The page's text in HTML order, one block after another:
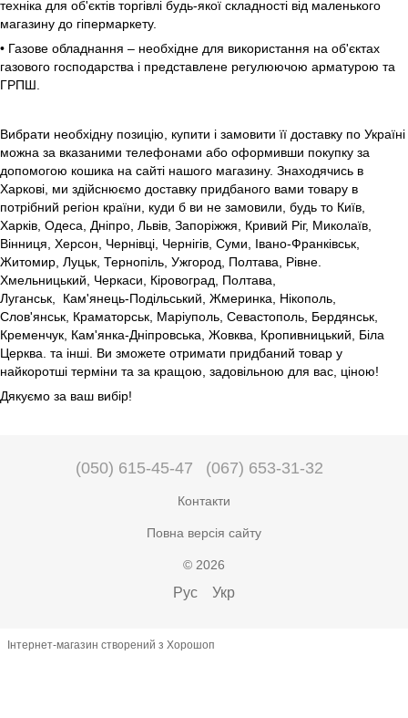
техніка для об'єктів торгівлі будь-якої складності від маленького
магазину до гіпермаркету.
• Газове обладнання – необхідне для використання на об'єктах
газового господарства і представлене регулюючою арматурою та
ГРПШ.
Вибрати необхідну позицію, купити і замовити її доставку по Україні
можна за вказаними телефонами або оформивши покупку за
допомогою кошика на сайті нашого магазину. Знаходячись в
Харкові, ми здійснюємо доставку придбаного вами товару в
потрібний регіон країни, куди б ви не замовили, будь то Київ,
Харків, Одеса, Дніпро, Львів, Запоріжжя, Кривий Ріг, Миколаїв,
Вінниця, Херсон, Чернівці, Чернігів, Суми, Івано-Франківськ,
Житомир, Луцьк, Тернопіль, Ужгород, Полтава, Рівне.
Хмельницький, Черкаси, Кіровоград, Полтава,
Луганськ, Кам'янець-Подільський, Жмеринка, Нікополь,
Слов'янськ, Краматорськ, Маріуполь, Севастополь, Бердянськ,
Кременчук, Кам'янка-Дніпровська, Жовква, Кропивницький, Біла
Церква. та інші. Ви зможете отримати придбаний товар у
найкоротші терміни та за кращою, задовільною для вас, ціною!
Дякуємо за ваш вибір!
(050) 615-45-47 (067) 653-31-32
Контакти
Повна версія сайту
© 2026
Рус Укр
Інтернет-магазин створений з Хорошоп